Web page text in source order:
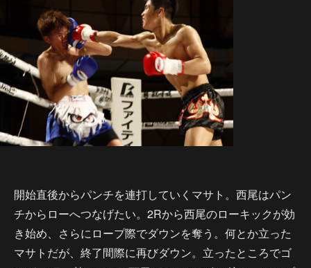
開始直後からパンチを連打していくマサト。西尾はパン
チからローへつなげたい。2Rから西尾のローキックが効
き始め、さらにロープ際でダウンを奪う。何とか立った
マサトだが、終了間際に再びダウン。立ったところでゴ